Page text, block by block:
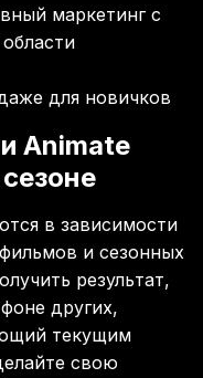
маркетинг с
для новичков
Animate
в зависимости
и сезонных
результат,
других,
текущим
свою